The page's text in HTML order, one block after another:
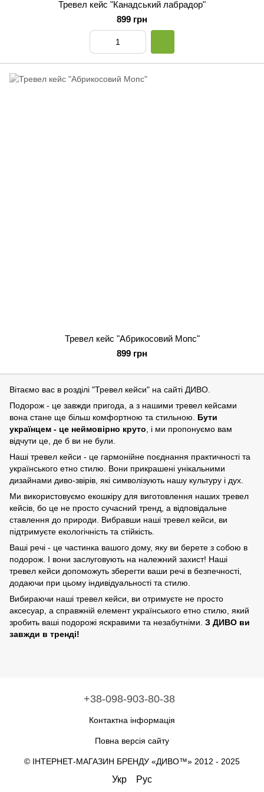
Тревел кейс "Канадський лабрадор"
899 грн
Тревел кейс "Абрикосовий Мопс"
899 грн
Вітаємо вас в розділі "Тревел кейси" на сайті ДИВО.
Подорож - це завжди пригода, а з нашими тревел кейсами
вона стане ще більш комфортною та стильною. Бути
українцем - це неймовірно круто , і ми пропонуємо вам
відчути це, де б ви не були.
Наші тревел кейси - це гармонійне поєднання практичності та
українського етно стилю. Вони прикрашені унікальними
дизайнами диво-звірів, які символізують нашу культуру і дух.
Ми використовуємо екошкіру для виготовлення наших тревел
кейсів, бо це не просто сучасний тренд, а відповідальне
ставлення до природи. Вибравши наші тревел кейси, ви
підтримуєте екологічність та стійкість.
Ваші речі - це частинка вашого дому, яку ви берете з собою в
подорож. І вони заслуговують на належний захист! Наші
тревел кейси допоможуть зберегти ваши речі в безпечності,
додаючи при цьому індивідуальності та стилю.
Вибираючи наші тревел кейси, ви отримуєте не просто
аксесуар, а справжній елемент українського етно стилю, який
зробить ваші подорожі яскравими та незабутніми. З ДИВО ви
завжди в тренді!
+38-098-903-80-38
Контактна інформація
Повна версія сайту
© ІНТЕРНЕТ-МАГАЗИН БРЕНДУ «ДИВО™» 2012 - 2025
Укр Рус